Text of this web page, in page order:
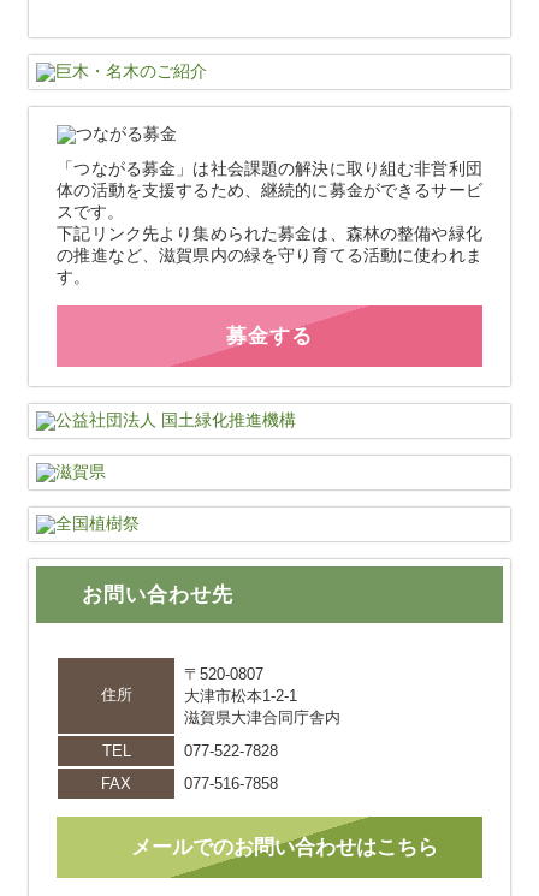
「つながる募金」は社会課題の解決に取り組む非営利団
体の活動を支援するため、継続的に募金ができるサービ
スです。
下記リンク先より集められた募金は、森林の整備や緑化
の推進など、滋賀県内の緑を守り育てる活動に使われま
す。
募金する
お問い合わせ先
住所
〒520-0807
大津市松本1-2-1
滋賀県大津合同庁舎内
TEL
077-522-7828
FAX
077-516-7858
メールでのお問い合わせはこちら